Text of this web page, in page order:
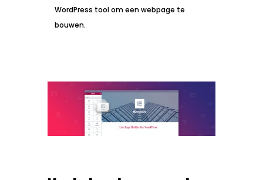
WordPress tool om een webpage te
bouwen.